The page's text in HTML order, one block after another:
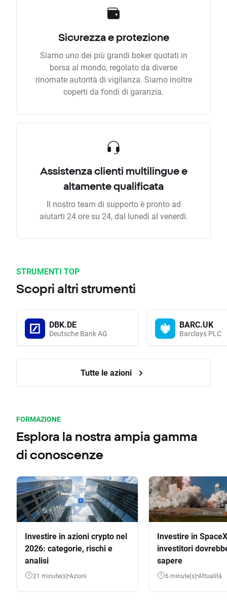
Sicurezza e protezione
Siamo uno dei più grandi boker quotati in
borsa al mondo, regolato da diverse
rinomate autorità di vigilanza. Siamo inoltre
coperti da fondi di garanzia.
Assistenza clienti multilingue e
altamente qualificata
Il nostro team di supporto è pronto ad
aiutarti 24 ore su 24, dal lunedì al venerdì.
STRUMENTI TOP
Scopri altri strumenti
DBK.DE
Deutsche Bank AG
BARC.UK
Barclays PLC
Tutte le azioni
FORMAZIONE
Esplora la nostra ampia gamma
di conoscenze
Investire in azioni crypto nel
2026: categorie, rischi e
analisi
21 minute(s) Azioni
Investire in
investitori
sapere
6 minute(s) Attualità